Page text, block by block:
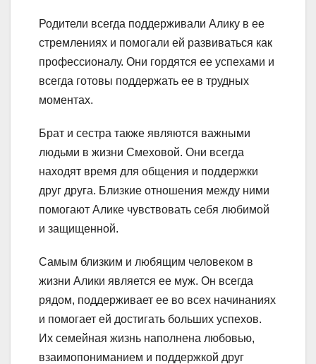
Родители всегда поддерживали Алику в ее
стремлениях и помогали ей развиваться как
профессионалу. Они гордятся ее успехами и
всегда готовы поддержать ее в трудных
моментах.
Брат и сестра также являются важными
людьми в жизни Смеховой. Они всегда
находят время для общения и поддержки
друг друга. Близкие отношения между ними
помогают Алике чувствовать себя любимой
и защищенной.
Самым близким и любящим человеком в
жизни Алики является ее муж. Он всегда
рядом, поддерживает ее во всех начинаниях
и помогает ей достигать больших успехов.
Их семейная жизнь наполнена любовью,
взаимопониманием и поддержкой друг